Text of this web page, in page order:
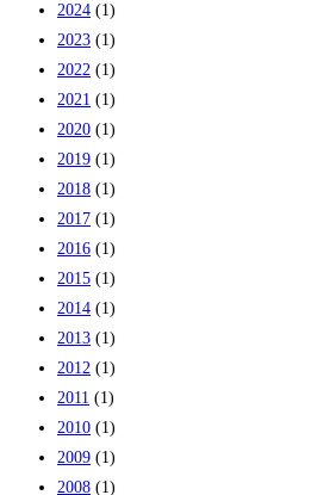
2024 (1)
2023 (1)
2022 (1)
2021 (1)
2020 (1)
2019 (1)
2018 (1)
2017 (1)
2016 (1)
2015 (1)
2014 (1)
2013 (1)
2012 (1)
2011 (1)
2010 (1)
2009 (1)
2008 (1)